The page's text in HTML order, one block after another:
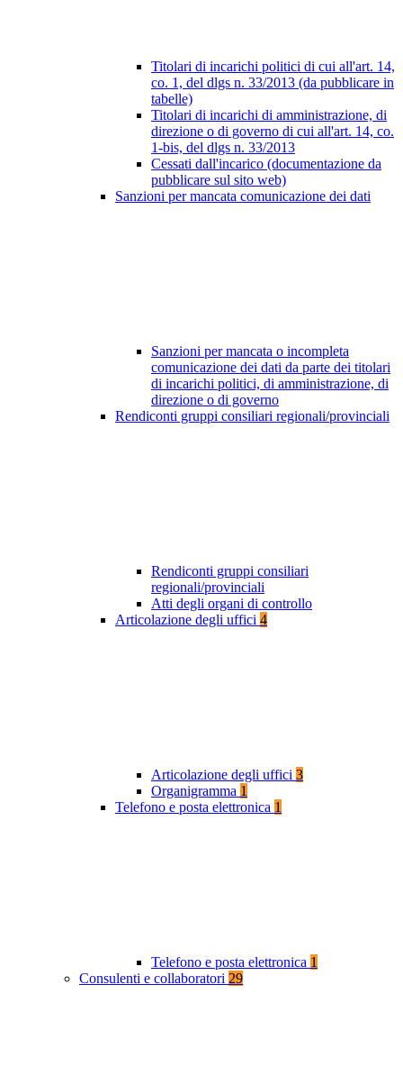
Titolari di incarichi politici di cui all'art. 14,
co. 1, del dlgs n. 33/2013 (da pubblicare in
tabelle)
Titolari di incarichi di amministrazione, di
direzione o di governo di cui all'art. 14, co.
1-bis, del dlgs n. 33/2013
Cessati dall'incarico (documentazione da
pubblicare sul sito web)
Sanzioni per mancata comunicazione dei dati
Sanzioni per mancata o incompleta
comunicazione dei dati da parte dei titolari
di incarichi politici, di amministrazione, di
direzione o di governo
Rendiconti gruppi consiliari regionali/provinciali
Rendiconti gruppi consiliari
regionali/provinciali
Atti degli organi di controllo
Articolazione degli uffici 4
Articolazione degli uffici 3
Organigramma 1
Telefono e posta elettronica 1
Telefono e posta elettronica 1
Consulenti e collaboratori 29